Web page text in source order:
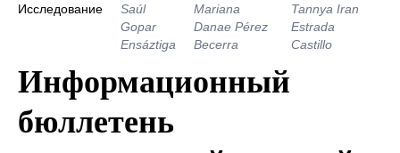
Исследование
Saúl
Gopar
Ensáztiga
Mariana
Danae Pérez
Becerra
Tannya Iran
Estrada
Castillo
Информационный
бюллетень